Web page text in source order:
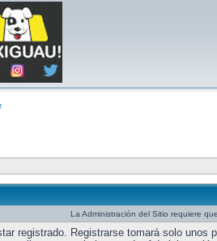
La Administración del Sitio requiere
registrado. Registrarse tomará solo unos